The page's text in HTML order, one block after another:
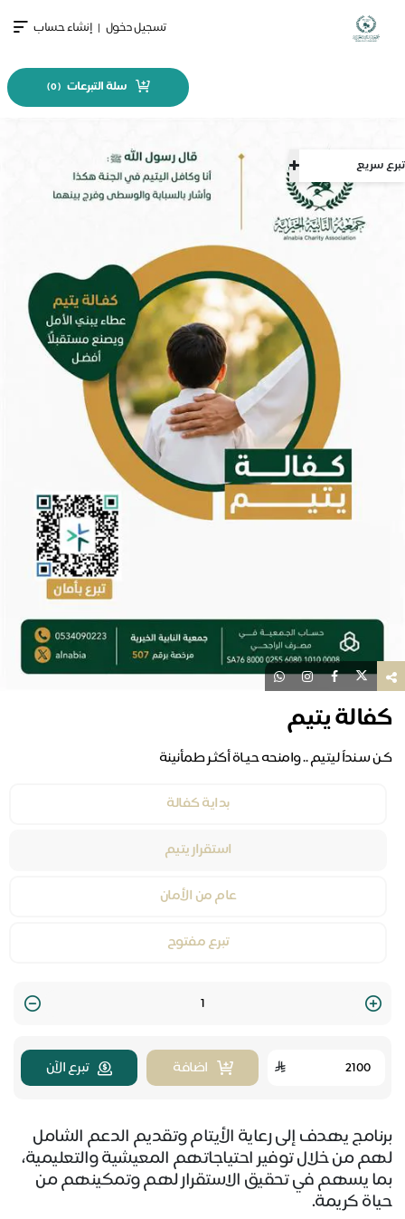
تبرع سريع
تسجيل دخول | إنشاء حساب
سلة التبرعات (
0
)
كفالة يتيم
كـن سـنداً ليتيم .. وامنحه حيـاة أكثـر طمأنينة
بداية كفالة
استقرار يتيم
عام من الأمان
تبرع مفتوح
Quantity
اضافة تبرع الآن
برنامج يهدف إلى رعاية الأيتام وتقديم الدعم الشامل
لهم من خلال توفير احتياجاتهم المعيشية والتعليمية،
بما يسهم في تحقيق الاستقرار لهم وتمكينهم من
حياة كريمة.